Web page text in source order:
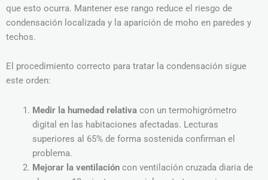
que esto ocurra. Mantener ese rango reduce el riesgo de
condensación localizada y la aparición de moho en paredes y
techos.
El procedimiento correcto para tratar la condensación sigue
este orden:
Medir la humedad relativacon un termohigrómetro
digital en las habitaciones afectadas. Lecturas
superiores al 65% de forma sostenida confirman el
problema.
Mejorar la ventilacióncon ventilación cruzada diaria de